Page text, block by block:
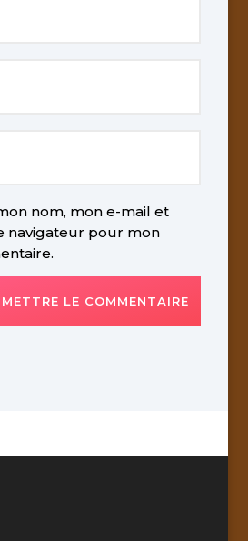
nom, mon e-mail et
navigateur pour mon
LE COMMENTAIRE